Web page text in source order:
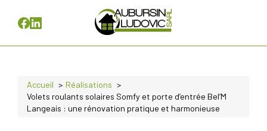
Accueil
Réalisations
Volets roulants solaires Somfy et porte d’entrée Bel’M
Langeais : une rénovation pratique et harmonieuse